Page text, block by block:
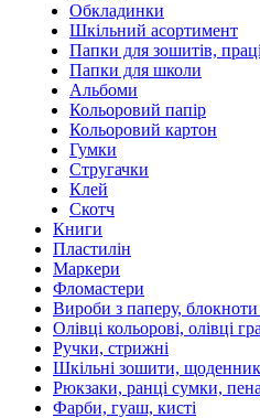
Обкладинки
Шкільний асортимент
Папки для зошитів, праці
Папки для школи
Альбоми
Кольоровий папір
Кольоровий картон
Гумки
Стругачки
Клей
Скотч
Книги
Пластилін
Маркери
Фломастери
Вироби з паперу,
Олівці кольорові, олівці
Ручки, стрижні
Шкільні зошити,
Рюкзаки, ранці сумки,
Фарби, гуаш, кисті